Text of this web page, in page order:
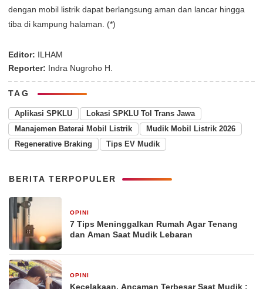
dengan mobil listrik dapat berlangsung aman dan lancar hingga
tiba di kampung halaman. (*)
Editor: ILHAM
Reporter: Indra Nugroho H.
TAG
Aplikasi SPKLU
Lokasi SPKLU Tol Trans Jawa
Manajemen Baterai Mobil Listrik
Mudik Mobil Listrik 2026
Regenerative Braking
Tips EV Mudik
BERITA TERPOPULER
OPINI
7 Tips Meninggalkan Rumah Agar Tenang
dan Aman Saat Mudik Lebaran
OPINI
Kecelakaan, Ancaman Terbesar Saat Mudik :